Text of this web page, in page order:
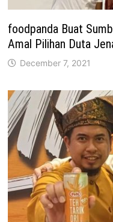
foodpanda Buat
Amal Pilihan Duta
December 7, 2021